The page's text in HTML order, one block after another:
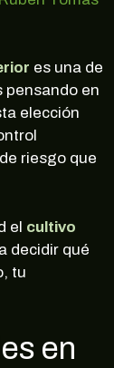
es una de
pensando en
elección
riesgo que
el cultivo
decidir qué
tu
en